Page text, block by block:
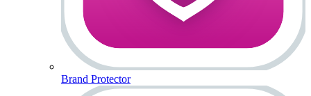
Brand Protector